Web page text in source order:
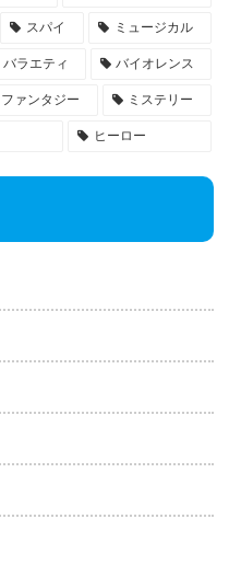
スパイ ミュージカル
バラエティ バイオレンス
ファンタジー ミステリー
ヒーロー